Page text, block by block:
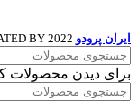
ایران پرودو 2022 CREATED BY
برای دیدن محصولات